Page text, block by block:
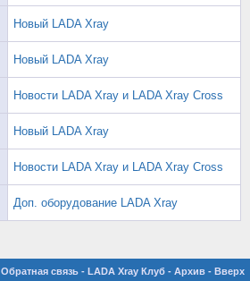
Новый LADA Xray
Новый LADA Xray
Новости LADA Xray и LADA Xray Cross
Новый LADA Xray
Новости LADA Xray и LADA Xray Cross
Доп. оборудование LADA Xray
Обратная связь - LADA Xray Клуб - Архив - Вверх